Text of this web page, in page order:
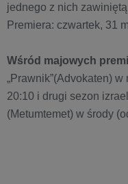
jednego z nich
Premiera: czwartek, 31
Wśród majowych
„Prawnik”(Advokaten)
20:10 i drugi sezon
(Metumtemet) w środy